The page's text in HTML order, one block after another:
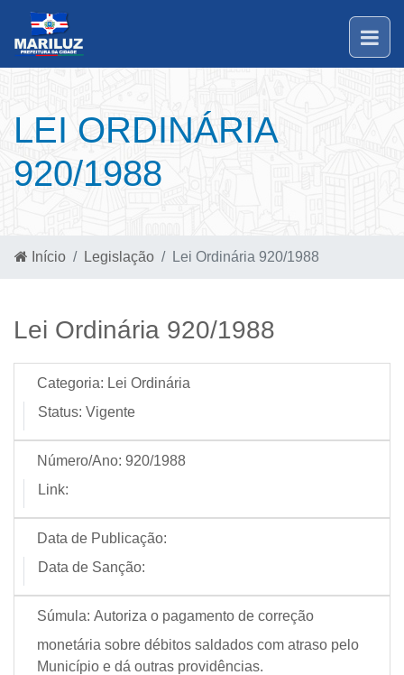
LEI ORDINÁRIA
920/1988
Início Legislação Lei Ordinária 920/1988
Lei Ordinária 920/1988
Categoria: Lei Ordinária
Status: Vigente
Número/Ano: 920/1988
Link:
Data de Publicação:
Data de Sanção:
Súmula: Autoriza o pagamento de correção
monetária sobre débitos saldados com atraso pelo
Município e dá outras providências.